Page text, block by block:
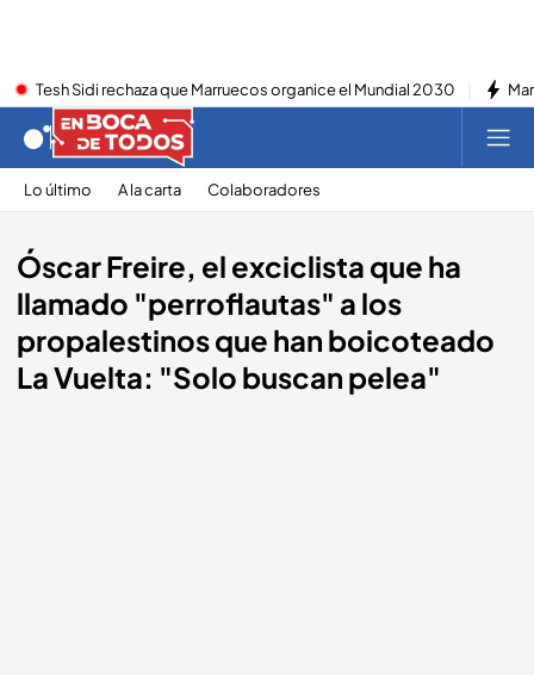
Tesh Sidi rechaza que Marruecos organice el Mundial 2030
Lo último A la carta Colaboradores
Óscar Freire, el exciclista que ha
llamado "perroflautas" a los
propalestinos que han boicoteado
La Vuelta: "Solo buscan pelea"